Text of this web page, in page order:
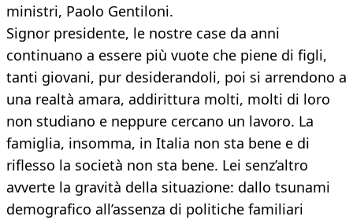
ministri, Paolo Gentiloni.
Signor presidente, le nostre case da anni
continuano a essere più vuote che piene di figli,
tanti giovani, pur desiderandoli, poi si arrendono a
una realtà amara, addirittura molti, molti di loro
non studiano e neppure cercano un lavoro. La
famiglia, insomma, in Italia non sta bene e di
riflesso la società non sta bene. Lei senz’altro
avverte la gravità della situazione: dallo tsunami
demografico all’assenza di politiche familiari